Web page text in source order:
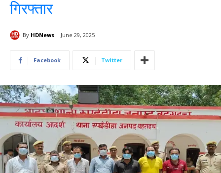
गिरफ्तार
By HDNews June 29, 2025
Facebook Twitter